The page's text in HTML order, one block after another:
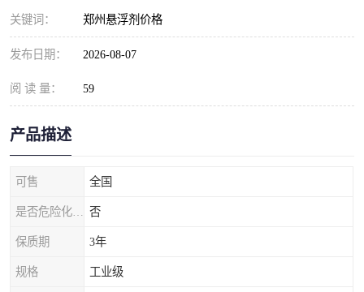
关键词： 郑州悬浮剂价格
发布日期： 2026-08-07
阅 读 量： 59
产品描述
可售 全国
否
保质期 3年
规格 工业级